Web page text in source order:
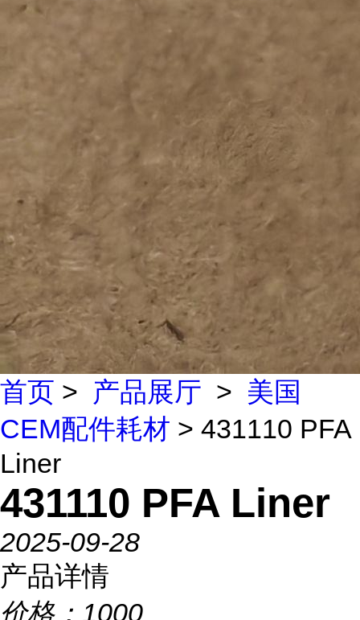
首页 > 产品展厅 > 美国
CEM配件耗材 > 431110 PFA
Liner
431110 PFA Liner
2025-09-28
产品详情
价格： 1000